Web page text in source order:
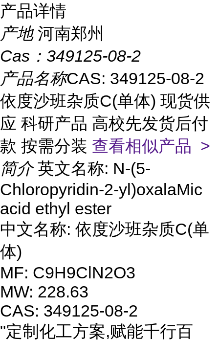
产品详情
产地 河南郑州
Cas： 349125-08-2
产品名称CAS: 349125-08-2
依度沙班杂质C(单体) 现货供
应 科研产品 高校先发货后付
款 按需分装 查看相似产品 >
简介 英文名称: N-(5-
Chloropyridin-2-yl)oxalaMic
acid ethyl ester
中文名称: 依度沙班杂质C(单
体)
MF: C9H9ClN2O3
MW: 228.63
CAS: 349125-08-2
"定制化工方案,赋能千行百